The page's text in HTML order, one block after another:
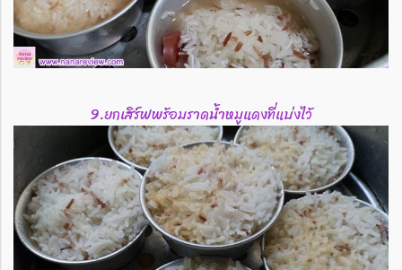
9.ยกเสิร์ฟ​พร้อมราดน้ำหมูแดงที่แบ่งไว้